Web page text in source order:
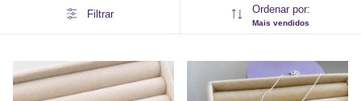
Filtrar Ordenar por:
Mais vendidos